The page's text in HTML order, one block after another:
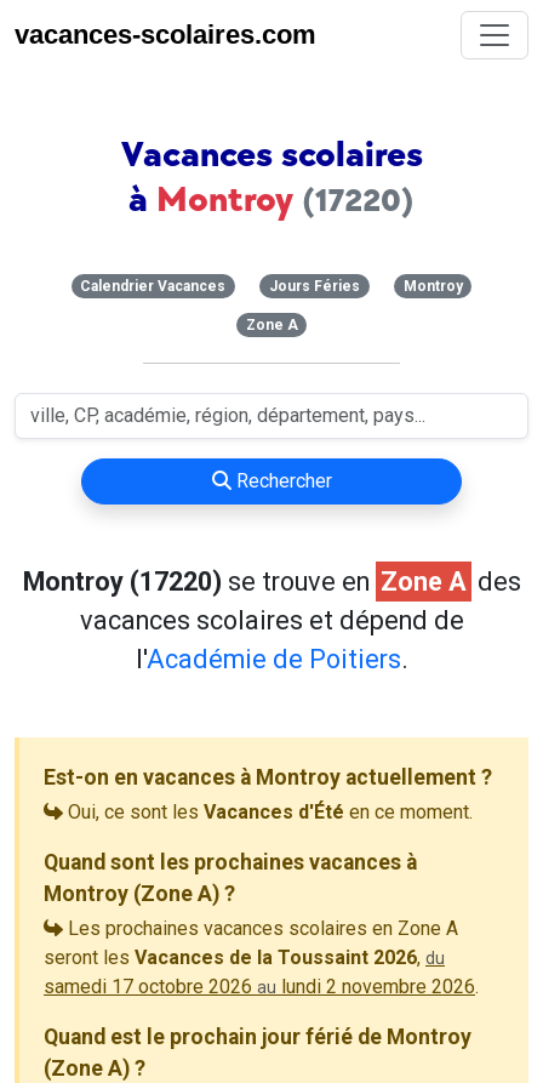
vacances-scolaires.com
Vacances scolaires
à Montroy (17220)
Calendrier Vacances Jours Féries Montroy
Zone A
Rechercher
Montroy (17220) se trouve en Zone A des
vacances scolaires et dépend de
l'Académie de Poitiers.
Est-on en vacances à Montroy actuellement ?
Oui, ce sont les Vacances d'Été en ce moment.
Quand sont les prochaines vacances à
Montroy (Zone A) ?
Les prochaines vacances scolaires en Zone A
seront les Vacances de la Toussaint 2026, du
samedi 17 octobre 2026 au lundi 2 novembre 2026.
Quand est le prochain jour férié de Montroy
(Zone A) ?